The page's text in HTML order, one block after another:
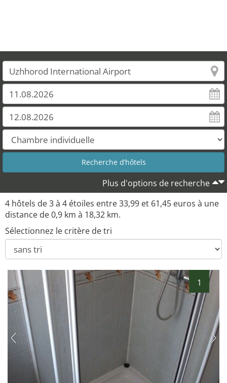
Plus d'options de recherche
4 hôtels de 3 à 4 étoiles entre 33,99 et 61,45 euros à une
distance de 0,9 km à 18,32 km.
Sélectionnez le critère de tri
1